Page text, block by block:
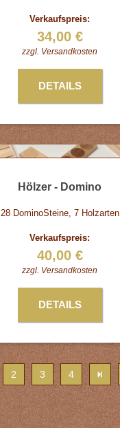
Verkaufspreis:
34,00 €
zzgl. Versandkosten
DETAILS
Hölzer - Domino
28 DominoSteine, 7 Holzarten
Verkaufspreis:
40,00 €
zzgl. Versandkosten
DETAILS
2 3 4